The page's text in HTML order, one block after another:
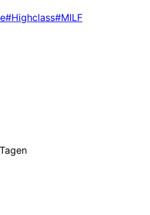
#Highclass#MILF